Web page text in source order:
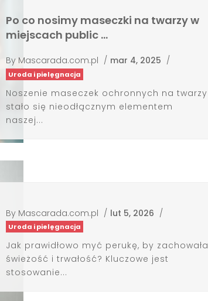
Po co nosimy maseczki na twarzy w
miejscach public …
By Mascarada.com.pl / mar 4, 2025 /
Uroda i pielęgnacja
Noszenie maseczek ochronnych na twarzy
stało się nieodłącznym elementem
naszej...
By Mascarada.com.pl / lut 5, 2026 /
Uroda i pielęgnacja
Jak prawidłowo myć perukę, by zachowała
świeżość i trwałość? Kluczowe jest
stosowanie...